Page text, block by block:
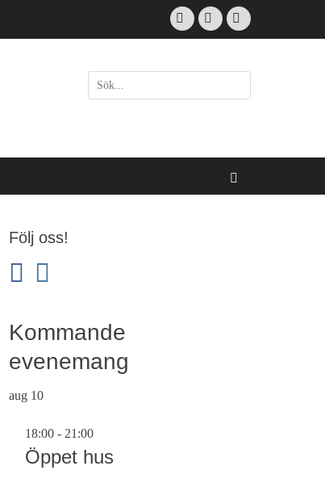
FacebookEmail Instagram
Sök
efter:
Följ oss!
facebook
Kommande
evenemang
aug 10
18:00 - 21:00
Öppet hus